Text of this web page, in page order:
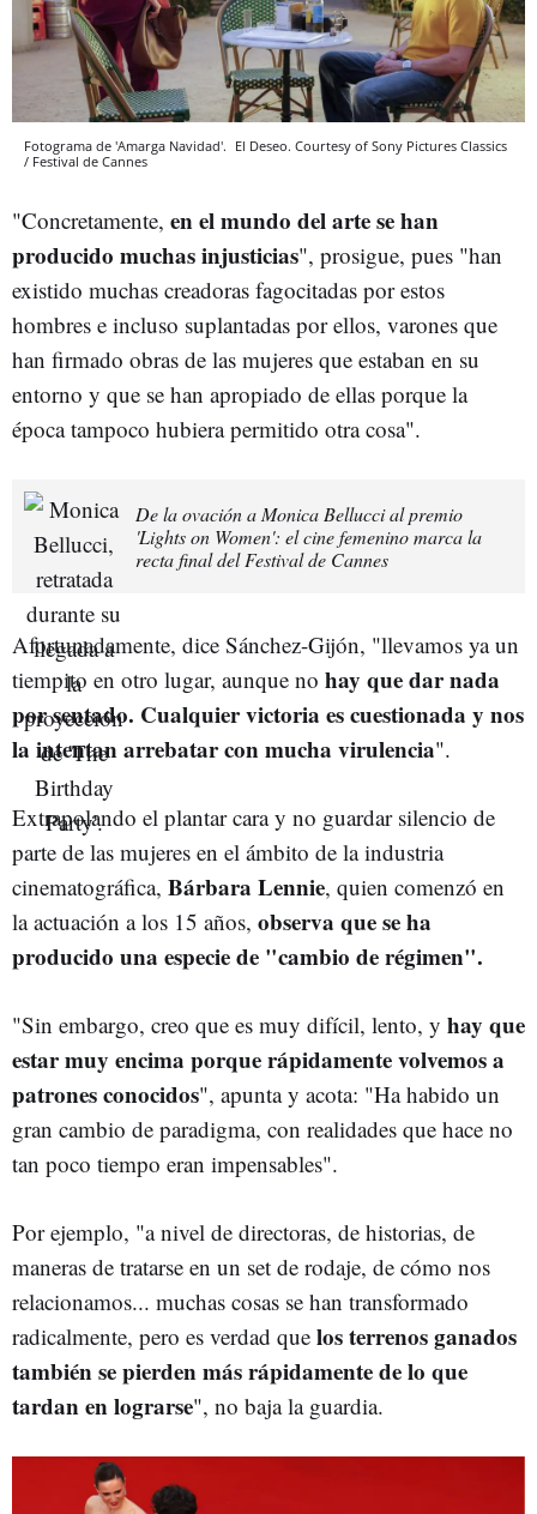
Fotograma de 'Amarga Navidad'. El Deseo. Courtesy of Sony Pictures Classics
/ Festival de Cannes
"Concretamente, en el mundo del arte se han
producido muchas injusticias", prosigue, pues "han
existido muchas creadoras fagocitadas por estos
hombres e incluso suplantadas por ellos, varones que
han firmado obras de las mujeres que estaban en su
entorno y que se han apropiado de ellas porque la
época tampoco hubiera permitido otra cosa".
De la ovación a Monica Bellucci al premio
'Lights on Women': el cine femenino marca la
recta final del Festival de Cannes
Afortunadamente, dice Sánchez-Gijón, "llevamos ya un
tiempito en otro lugar, aunque no hay que dar nada
por sentado. Cualquier victoria es cuestionada y nos
la intentan arrebatar con mucha virulencia".
Extrapolando el plantar cara y no guardar silencio de
parte de las mujeres en el ámbito de la industria
cinematográfica, Bárbara Lennie, quien comenzó en
la actuación a los 15 años, observa que se ha
producido una especie de "cambio de régimen".
"Sin embargo, creo que es muy difícil, lento, y hay que
estar muy encima porque rápidamente volvemos a
patrones conocidos", apunta y acota: "Ha habido un
gran cambio de paradigma, con realidades que hace no
tan poco tiempo eran impensables".
Por ejemplo, "a nivel de directoras, de historias, de
maneras de tratarse en un set de rodaje, de cómo nos
relacionamos... muchas cosas se han transformado
radicalmente, pero es verdad que los terrenos ganados
también se pierden más rápidamente de lo que
tardan en lograrse", no baja la guardia.